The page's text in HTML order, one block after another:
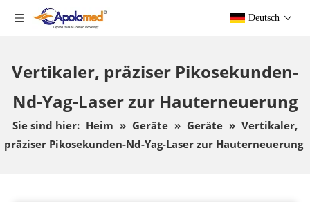
Deutsch
Vertikaler, präziser Pikosekunden-
Nd-Yag-Laser zur Hauterneuerung
Sie sind hier: Heim » Geräte » Geräte » Vertikaler,
präziser Pikosekunden-Nd-Yag-Laser zur Hauterneuerung